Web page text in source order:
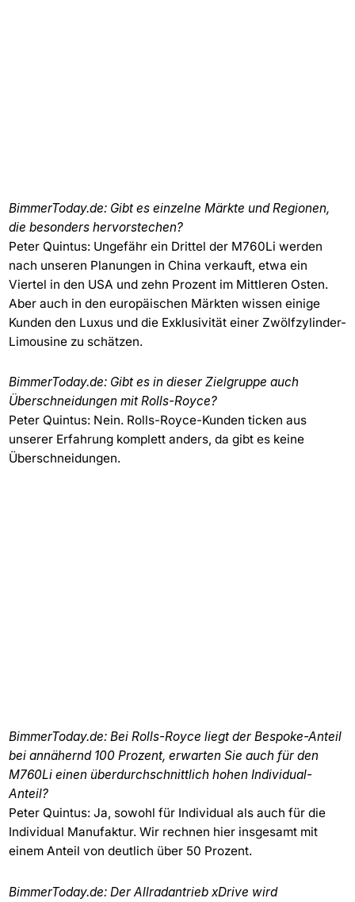
BimmerToday.de: Gibt es einzelne Märkte und Regionen,
die besonders hervorstechen?
Peter Quintus: Ungefähr ein Drittel der M760Li werden
nach unseren Planungen in China verkauft, etwa ein
Viertel in den USA und zehn Prozent im Mittleren Osten.
Aber auch in den europäischen Märkten wissen einige
Kunden den Luxus und die Exklusivität einer Zwölfzylinder-
Limousine zu schätzen.
BimmerToday.de: Gibt es in dieser Zielgruppe auch
Überschneidungen mit Rolls-Royce?
Peter Quintus: Nein. Rolls-Royce-Kunden ticken aus
unserer Erfahrung komplett anders, da gibt es keine
Überschneidungen.
BimmerToday.de: Bei Rolls-Royce liegt der Bespoke-Anteil
bei annähernd 100 Prozent, erwarten Sie auch für den
M760Li einen überdurchschnittlich hohen Individual-
Anteil?
Peter Quintus: Ja, sowohl für Individual als auch für die
Individual Manufaktur. Wir rechnen hier insgesamt mit
einem Anteil von deutlich über 50 Prozent.
BimmerToday.de: Der Allradantrieb xDrive wird